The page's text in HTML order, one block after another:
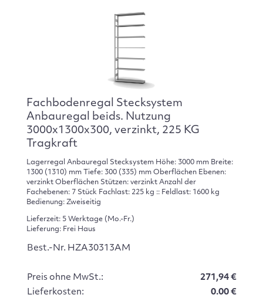
Fachbodenregal Stecksystem
Anbauregal beids. Nutzung
3000x1300x300, verzinkt, 225 KG
Tragkraft
Lagerregal Anbauregal Stecksystem Höhe: 3000 mm Breite:
1300 (1310) mm Tiefe: 300 (335) mm Oberflächen Ebenen:
verzinkt Oberflächen Stützen: verzinkt Anzahl der
Fachebenen: 7 Stück Fachlast: 225 kg :: Feldlast: 1600 kg
Bedienung: Zweiseitig
Lieferzeit: 5 Werktage (Mo.-Fr.)
Lieferung: Frei Haus
Best.-Nr. HZA30313AM
Preis ohne MwSt.:
271,94 €
Lieferkosten:
0.00 €